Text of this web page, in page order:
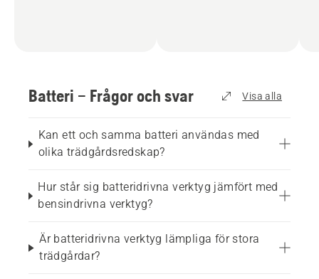
Batteri – Frågor och svar Visa alla
Kan ett och samma batteri användas med
olika trädgårdsredskap?
Hur står sig batteridrivna verktyg jämfört med
bensindrivna verktyg?
Är batteridrivna verktyg lämpliga för stora
trädgårdar?